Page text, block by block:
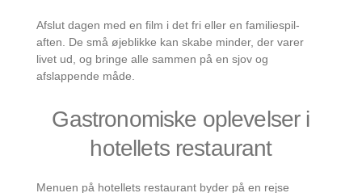
Afslut dagen med en film i det fri eller en familiespil-
aften. De små øjeblikke kan skabe minder, der varer
livet ud, og bringe alle sammen på en sjov og
afslappende måde.
Gastronomiske oplevelser i
hotellets restaurant
Menuen på hotellets restaurant byder på en rejse